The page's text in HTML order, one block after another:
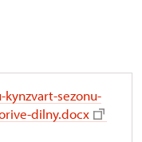
kynzvart-sezonu-
dilny.docx